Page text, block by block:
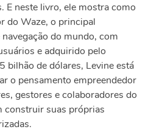
E neste livro, ele mostra como
do Waze, o principal
do mundo, com
e adquirido pelo
bilhão de dólares, Levine está
o pensamento empreendedor
gestores e colaboradores do
construir suas próprias